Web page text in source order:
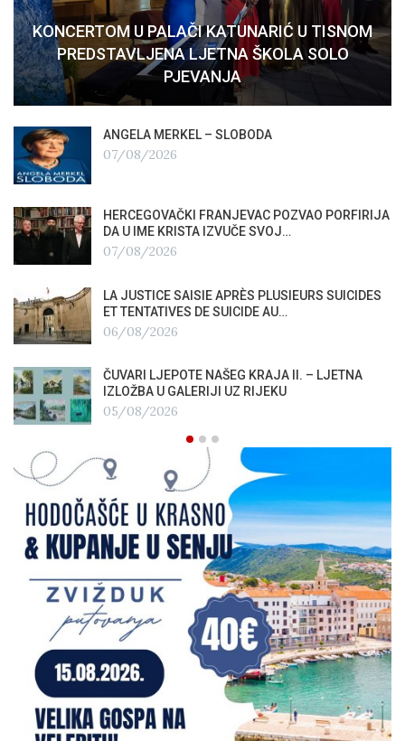
KONCERTOM U PALAČI KATUNARIĆ U TISNOM
PREDSTAVLJENA LJETNA ŠKOLA SOLO
PJEVANJA
ANGELA MERKEL – SLOBODA
07/08/2026
HERCEGOVAČKI FRANJEVAC POZVAO PORFIRIJA
DA U IME KRISTA IZVUČE SVOJ…
07/08/2026
LA JUSTICE SAISIE APRÈS PLUSIEURS SUICIDES
ET TENTATIVES DE SUICIDE AU…
06/08/2026
ČUVARI LJEPOTE NAŠEG KRAJA II. – LJETNA
IZLOŽBA U GALERIJI UZ RIJEKU
05/08/2026